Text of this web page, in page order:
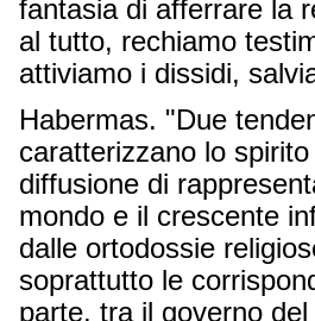
fantasia di afferrare la
al tutto, rechiamo
attiviamo i dissidi,
Habermas. "Due
caratterizzano lo
diffusione di
mondo e il crescente
dalle ortodossie
soprattutto le
parte, tra il governo